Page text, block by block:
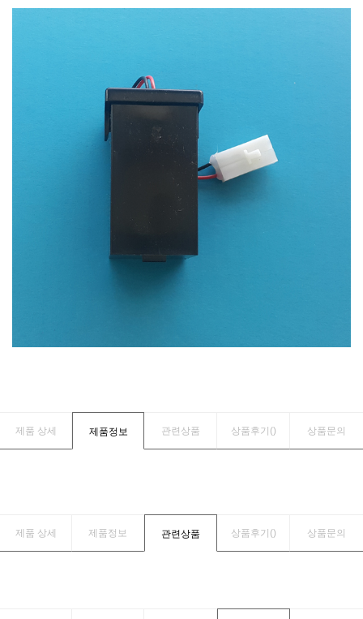
제품 상세 제품정보 관련상품 상품후기() 상품문의
제품 상세 제품정보 관련상품 상품후기() 상품문의